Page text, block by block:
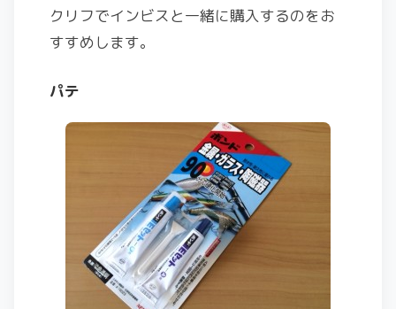
クリフでインビスと一緒に購入するのをお
すすめします。
パテ